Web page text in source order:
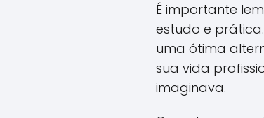
É importante
estudo e
uma ótima
sua vida
imaginava.